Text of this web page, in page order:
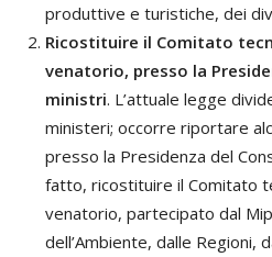
produttive e turistiche, dei
Ricostituire il Comitato
venatorio, presso la
ministri. L’attuale legge
ministeri; occorre riportare
presso la Presidenza del
fatto, ricostituire il Comitato
venatorio, partecipato dal
dell’Ambiente, dalle Regioni,